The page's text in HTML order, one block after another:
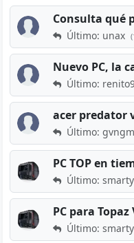
Consulta qué
Último: unax
Nuevo PC, la
Último:
Último:
Último: smarty
Último: smarty